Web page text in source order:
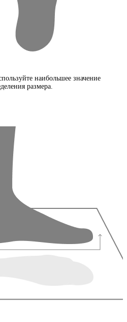
наибольшее значение
размера.